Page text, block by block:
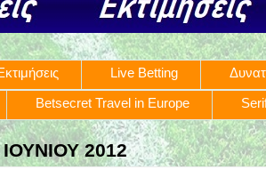
Live Betting
Betsecret Travel in Europe
2012